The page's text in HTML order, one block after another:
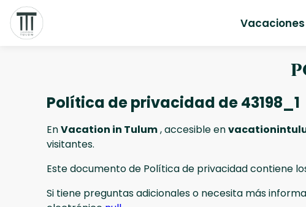
Política de privacidad de 43198_1
EnVacation in Tulum, accesible en
visitantes.
Este documento de Política de privacidad contiene
Si tiene preguntas adicionales o necesita más